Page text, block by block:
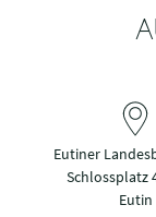
Eutiner
Schlossplatz
Eutin